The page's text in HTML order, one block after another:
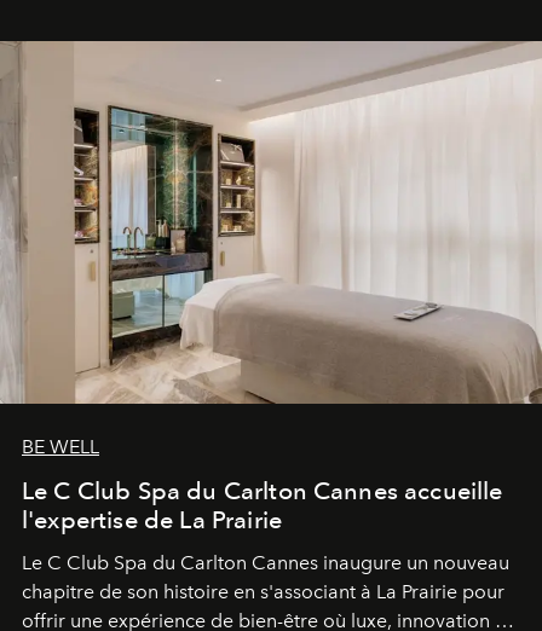
BE WELL
Le C Club Spa du Carlton Cannes accueille
l'expertise de La Prairie
Le C Club Spa du Carlton Cannes inaugure un nouveau
chapitre de son histoire en s'associant à La Prairie pour
offrir une expérience de bien-être où luxe, innovation et